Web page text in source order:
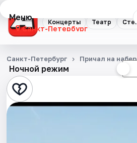
Концерты Театр
Меню
Санкт-Петербург
Концерты
Театр
Стендап
Ночной режим
Санкт-Петербург Причал на